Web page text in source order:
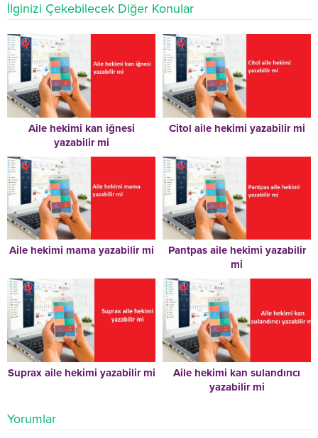
İlginizi Çekebilecek Diğer Konular
Aile hekimi kan iğnesi
yazabilir mi
Citol aile hekimi yazabilir mi
Aile hekimi mama yazabilir mi
Pantpas aile hekimi yazabilir
mi
Suprax aile hekimi yazabilir mi
Aile hekimi kan sulandırıcı
yazabilir mi
Yorumlar